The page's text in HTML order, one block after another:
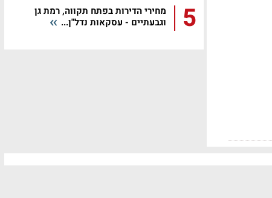
5
מחירי הדירות בפתח תקווה, רמת גן
וגבעתיים - עסקאות נדל"ן...